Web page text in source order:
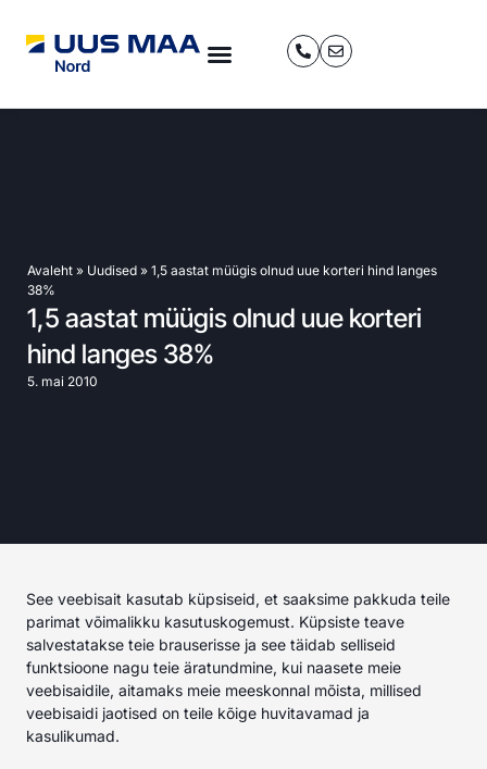
Avaleht » Uudised » 1,5 aastat müügis olnud uue korteri hind langes
38%
1,5 aastat müügis olnud uue korteri
hind langes 38%
5. mai 2010
See veebisait kasutab küpsiseid, et saaksime pakkuda teile
parimat võimalikku kasutuskogemust. Küpsiste teave
salvestatakse teie brauserisse ja see täidab selliseid
funktsioone nagu teie äratundmine, kui naasete meie
veebisaidile, aitamaks meie meeskonnal mõista, millised
veebisaidi jaotised on teile kõige huvitavamad ja
kasulikumad.